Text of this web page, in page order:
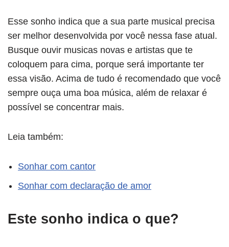
Esse sonho indica que a sua parte musical precisa
ser melhor desenvolvida por você nessa fase atual.
Busque ouvir musicas novas e artistas que te
coloquem para cima, porque será importante ter
essa visão. Acima de tudo é recomendado que você
sempre ouça uma boa música, além de relaxar é
possível se concentrar mais.
Leia também:
Sonhar com cantor
Sonhar com declaração de amor
Este sonho indica o que?